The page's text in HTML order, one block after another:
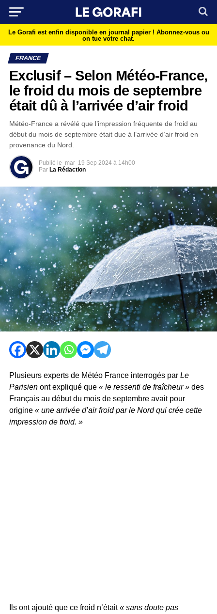
Le Gorafi est enfin disponible en journal papier ! Abonnez-vous ou
on tue votre chat.
FRANCE
Exclusif – Selon Météo-France,
le froid du mois de septembre
était dû à l’arrivée d’air froid
Météo-France a révélé que l’impression fréquente de froid au
début du mois de septembre était due à l’arrivée d’air froid en
provenance du Nord.
Publié le mar 19 Sep 2024 à 14h00
Par La Rédaction
Plusieurs experts de Météo France interrogés par Le
Parisienont expliqué que « le ressenti de fraîcheur » des
Français au début du mois de septembre avait pour
origine « une arrivée d’air froid par le Nord qui crée cette
impression de froid. »
Ils ont ajouté que ce froid n’était« sans doute pas